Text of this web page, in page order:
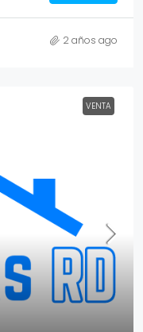
2 años ago
VENTA